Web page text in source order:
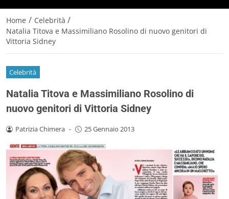
Home / Celebrità /
Natalia Titova e Massimiliano Rosolino di nuovo genitori di
Vittoria Sidney
Celebrità
Natalia Titova e Massimiliano Rosolino di
nuovo genitori di Vittoria Sidney
Patrizia Chimera - 25 Gennaio 2013